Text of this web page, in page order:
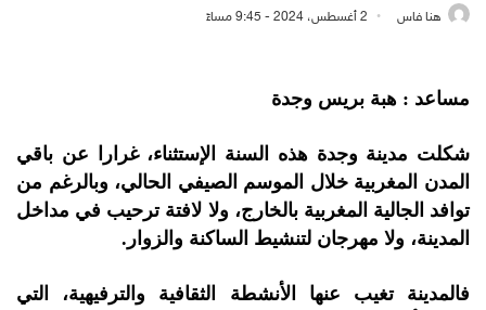
هنا فاس 2 أغسطس، 2024 - 9:45 مساءً
مساعد : هبة بريس وجدة
شكلت مدينة وجدة هذه السنة الإستثناء، غرارا عن باقي
المدن المغربية خلال الموسم الصيفي الحالي، وبالرغم من
توافد الجالية المغربية بالخارج، ولا لافتة ترحيب في مداخل
المدينة، ولا مهرجان لتنشيط الساكنة والزوار.
فالمدينة تغيب عنها الأنشطة الثقافية والترفيهية، التي